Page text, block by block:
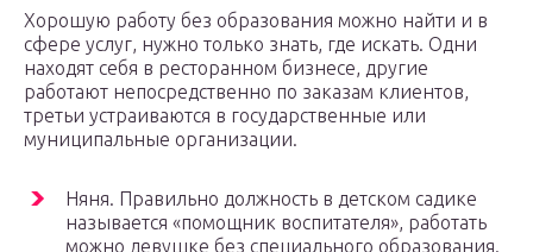
Хорошую работу без образования можно найти и в
сфере услуг, нужно только знать, где искать. Одни
находят себя в ресторанном бизнесе, другие
работают непосредственно по заказам клиентов,
третьи устраиваются в государственные или
муниципальные организации.
Няня. Правильно должность в детском садике
называется «помощник воспитателя», работать
можно девушке без специального образования.